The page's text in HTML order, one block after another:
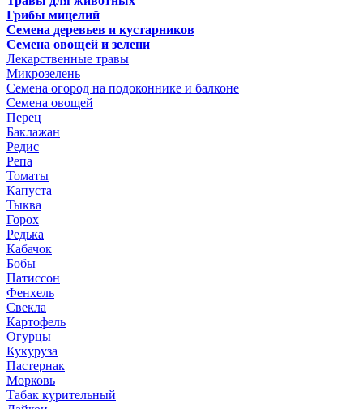
Грибы мицелий
Семена деревьев и кустарников
Семена овощей и зелени
Лекарственные травы
Микрозелень
Семена огород на подоконнике и балконе
Семена овощей
Перец
Баклажан
Редис
Репа
Томаты
Капуста
Тыква
Горох
Редька
Кабачок
Бобы
Патиссон
Фенхель
Свекла
Картофель
Огурцы
Кукуруза
Пастернак
Морковь
Табак курительный